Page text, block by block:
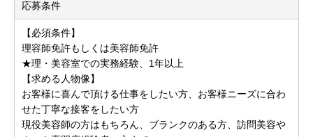
応募条件
【必須条件】
理容師免許もしくは美容師免許
★理・美容室での実務経験、1年以上
【求める人物像】
お客様に喜んで頂ける仕事をしたい方、お客様ニーズに合わ
せた丁寧な接客をしたい方
現役美容師の方はもちろん、ブランクのある方、訪問美容や